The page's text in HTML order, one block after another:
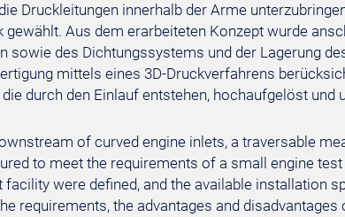
Druckleitungen innerhalb der Arme
Aus dem erarbeiteten Konzept wurde
sowie des Dichtungssystems und der Lagerung
mittels eines 3D-Druckverfahrens
durch den Einlauf entstehen, hochaufgelöst
of curved engine inlets, a traversable
to meet the requirements of a small engine
were defined, and the available installation
requirements, the advantages and